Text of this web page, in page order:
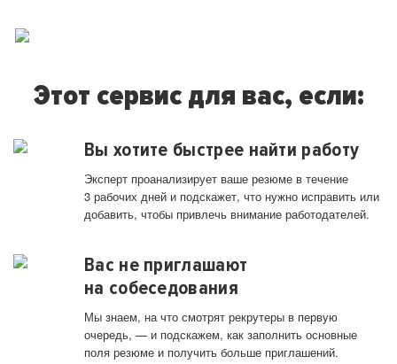
Этот сервис для вас, если:
Вы хотите быстрее найти работу
Эксперт проанализирует ваше резюме в течение
3 рабочих дней и подскажет, что нужно исправить или
добавить, чтобы привлечь внимание работодателей.
Вас не приглашают
на собеседования
Мы знаем, на что смотрят рекрутеры в первую
очередь, — и подскажем, как заполнить основные
поля резюме и получить больше приглашений.